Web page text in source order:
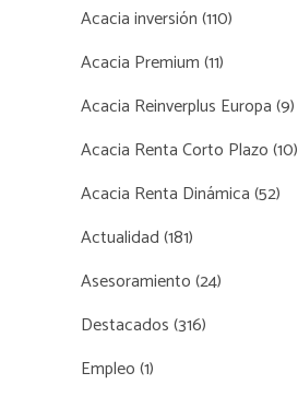
Acacia inversión(110)
Acacia Premium(11)
Acacia Reinverplus Europa(9)
Acacia Renta Corto Plazo(10)
Acacia Renta Dinámica(52)
Actualidad(181)
Asesoramiento(24)
Destacados(316)
Empleo(1)